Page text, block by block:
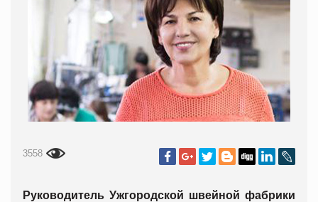
3558
Руководитель Ужгородской швейной фабрики